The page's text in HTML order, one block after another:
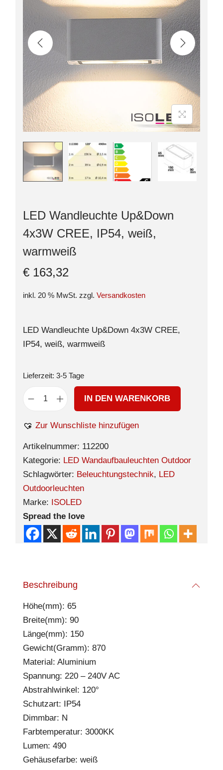
LED Wandleuchte Up&Down
4x3W CREE, IP54, weiß,
warmweiß
€ 163,32
inkl. 20 % MwSt. zzgl. Versandkosten
LED Wandleuchte Up&Down 4x3W CREE,
IP54, weiß, warmweiß
Lieferzeit: 3-5 Tage
IN DEN WARENKORB
Zur Wunschliste hinzufügen
Artikelnummer: 112200
Kategorie: LED Wandaufbauleuchten Outdoor
Schlagwörter: Beleuchtungstechnik, LED
Outdoorleuchten
Marke: ISOLED
Spread the love
Beschreibung
Höhe(mm): 65
Breite(mm): 90
Länge(mm): 150
Gewicht(Gramm): 870
Material: Aluminium
Spannung: 220 – 240V AC
Abstrahlwinkel: 120°
Schutzart: IP54
Dimmbar: N
Farbtemperatur: 3000KK
Lumen: 490
Gehäusefarbe: weiß